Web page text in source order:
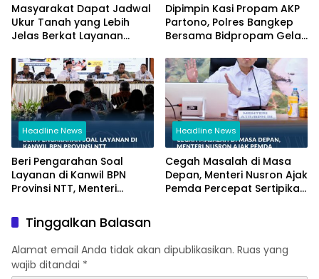
Masyarakat Dapat Jadwal
Ukur Tanah yang Lebih
Jelas Berkat Layanan
Dipimpin Kasi Propam AKP
Partono, Polres Bangkep
Bersama Bidpropam Gelar
Headline News
Beri Pengarahan Soal
Layanan di Kanwil BPN
Provinsi NTT, Menteri
Pandang Masyarakat
Headline News
Cegah Masalah di Masa
Depan, Menteri Nusron Ajak
Pemda Percepat Sertipikasi
Tinggalkan Balasan
Alamat email Anda tidak akan dipublikasikan. Ruas yang
wajib ditandai *